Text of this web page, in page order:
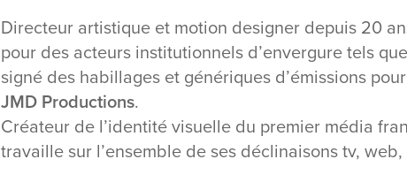
Directeur artistique et motion designer depuis 20
pour des acteurs institutionnels d’envergure tels que
signé des habillages et génériques d’émissions pour
JMD Productions.
Créateur de l’identité visuelle du premier média
travaille sur l’ensemble de ses déclinaisons tv,